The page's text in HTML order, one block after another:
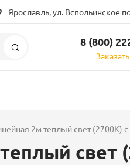
Ярославль, ул. Вспольинское
8 (800)
2м теплый свет (2700К) с
свет